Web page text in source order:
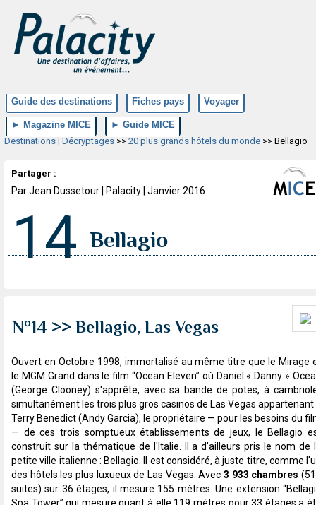
Guide des destinations Fiches pays Voyager
► Magazine MICE
► Guide MICE
Destinations | Décryptages >> 20 plus grands hôtels du monde >> Bellagio
Partager :
Par Jean Dussetour | Palacity | Janvier 2016
14 Bellagio
N°14 >> Bellagio, Las Vegas
Ouvert en Octobre 1998, immortalisé au même titre que le Mirage
le MGM Grand dans le film “Ocean Eleven” où Daniel « Danny »
(George Clooney) s'apprête, avec sa bande de potes, à
simultanément les trois plus gros casinos de Las Vegas appartenant
Terry Benedict (Andy Garcia), le propriétaire — pour les besoins du
— de ces trois somptueux établissements de jeux, le Bellagio
construit sur la thématique de l'Italie. Il a d’ailleurs pris le nom de
petite ville italienne : Bellagio. Il est considéré, à juste titre, comme
des hôtels les plus luxueux de Las Vegas. Avec 3 933 chambres
suites) sur 36 étages, il mesure 155 mètres. Une extension
Spa Tower” qui mesure quant à elle 119 mètres pour 33 étages a